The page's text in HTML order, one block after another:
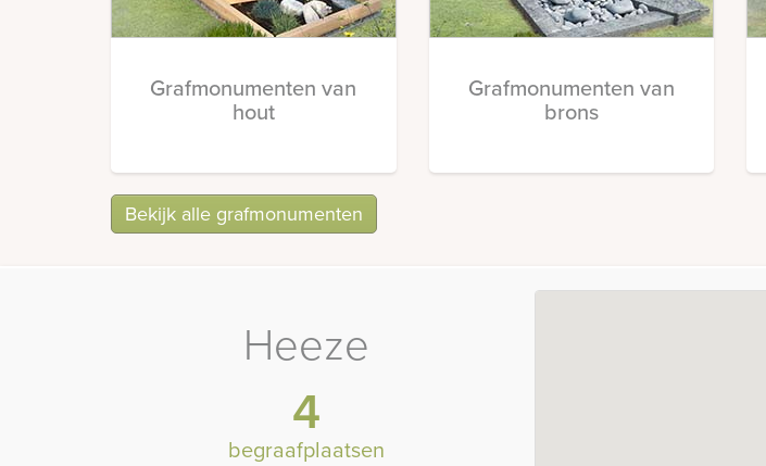
Grafmonumenten van
hout
Grafmonumenten van
brons
Bekijk alle grafmonumenten
Heeze
4
begraafplaatsen